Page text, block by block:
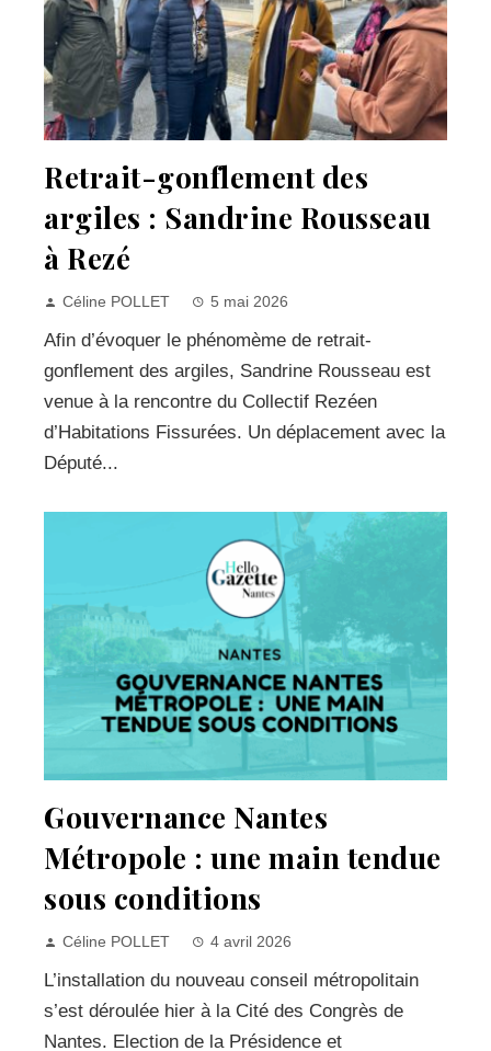
Retrait-gonflement des
argiles : Sandrine Rousseau
à Rezé
Céline POLLET 5 mai 2026
Afin d’évoquer le phénomème de retrait-
gonflement des argiles, Sandrine Rousseau est
venue à la rencontre du Collectif Rezéen
d’Habitations Fissurées. Un déplacement avec la
Député...
Gouvernance Nantes
Métropole : une main tendue
sous conditions
Céline POLLET 4 avril 2026
L’installation du nouveau conseil métropolitain
s’est déroulée hier à la Cité des Congrès de
Nantes. Election de la Présidence et